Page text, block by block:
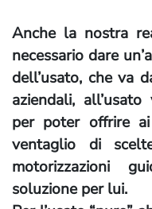
Anche la nostra
necessario dare
dell’usato, che va
aziendali,
per poter offrire
ventaglio di
motorizzazioni
soluzione per lui.